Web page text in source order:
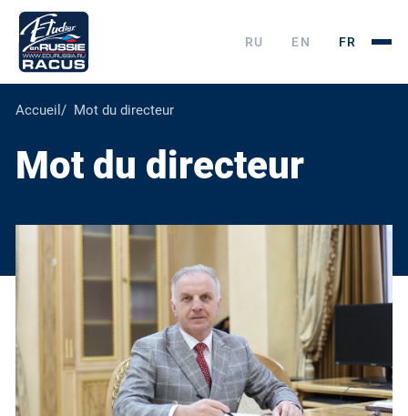
RU EN FR
Accueil Mot du directeur
Mot du directeur